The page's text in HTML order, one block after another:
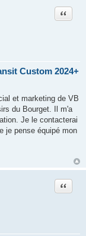
Custom 2024+
Citation
et marketing de VB
du Bourget. Il m'a
Je le contacterai
je pense équipé mon
Citation